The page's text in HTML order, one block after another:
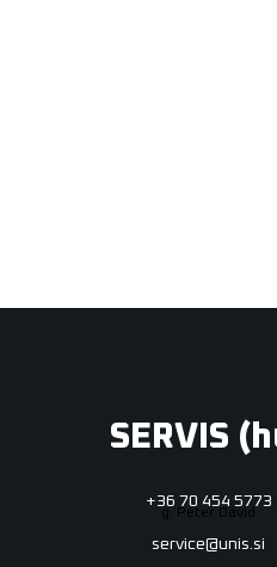
SERVIS
+36 70 454 5773
g. Péter Dávid
service@unis.si